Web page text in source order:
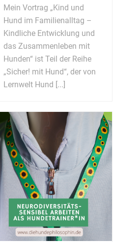
Mein Vortrag „Kind und
Hund im Familienalltag –
Kindliche Entwicklung und
das Zusammenleben mit
Hunden“ ist Teil der Reihe
„Sicher! mit Hund“, der von
Lernwelt Hund [...]